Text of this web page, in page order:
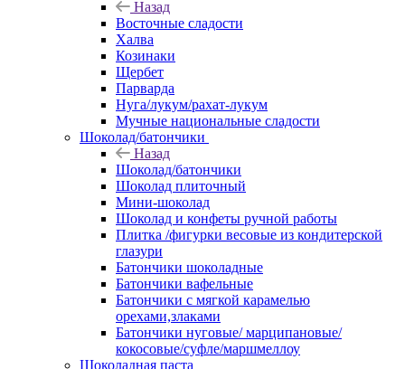
Назад
Восточные сладости
Халва
Козинаки
Щербет
Парварда
Нуга/лукум/рахат-лукум
Мучные национальные сладости
Шоколад/батончики
Назад
Шоколад/батончики
Шоколад плиточный
Мини-шоколад
Шоколад и конфеты ручной работы
Плитка /фигурки весовые из кондитерской
глазури
Батончики шоколадные
Батончики вафельные
Батончики с мягкой карамелью
орехами,злаками
Батончики нуговые/ марципановые/
кокосовые/суфле/маршмеллоу
Шоколадная паста